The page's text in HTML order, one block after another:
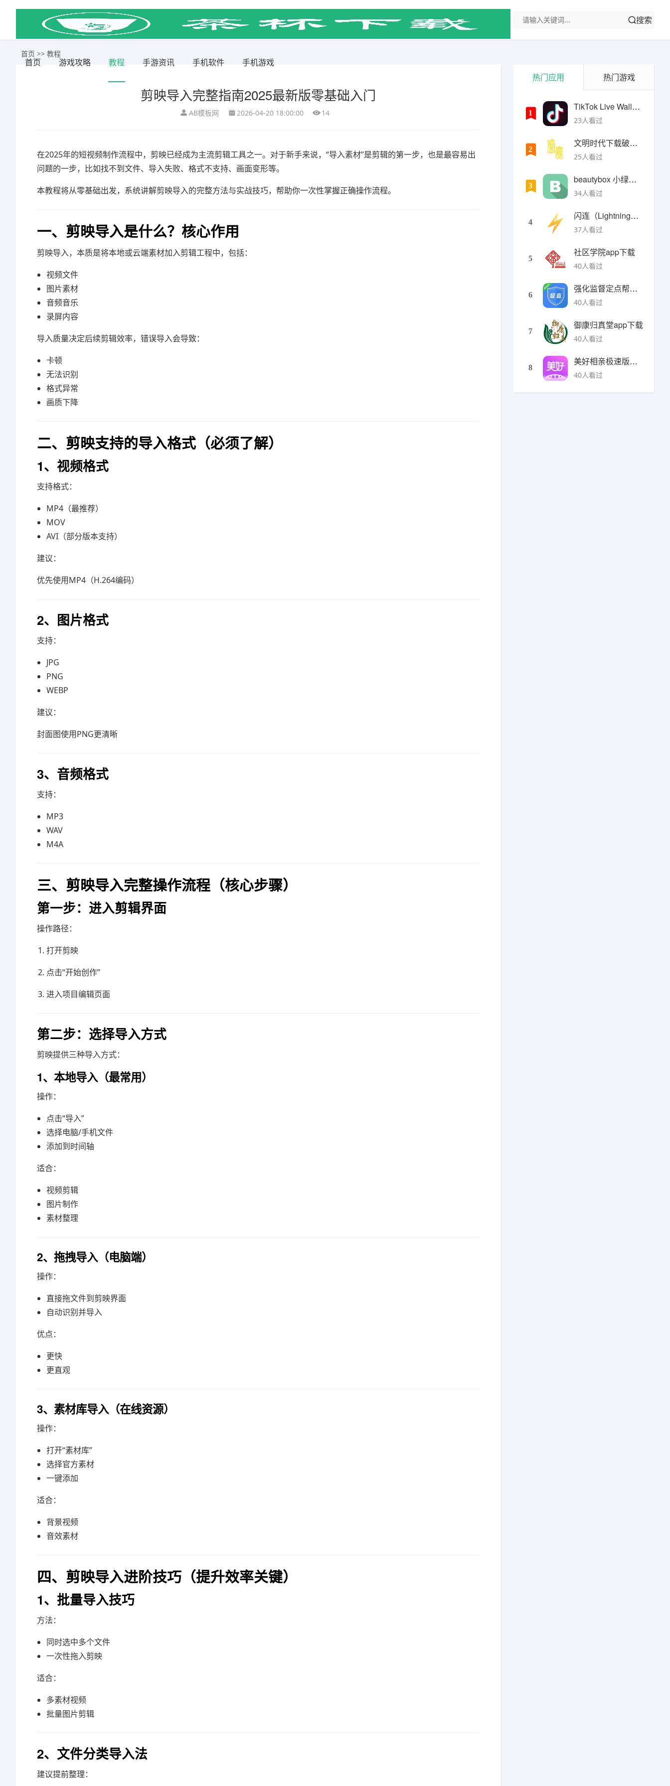
首页 游戏攻略 教程 手游资讯 手机软件 手机游戏
搜索
首页 >> 教程
剪映导入完整指南2025最新版零基础入门
AB模板网 2026-04-20 18:00:00 14
在2025年的短视频制作流程中， 剪映已经成为主流剪辑工具之一。对于新手来说，“导入素材”是剪辑的第一步，也是最容易出
问题的一步，比如找不到文件、导入失败、格式不支持、画面变形等。
本教程将从零基础出发，系统讲解剪映导入的完整方法与实战技巧，帮助你一次性掌握正确操作流程。
一、剪映导入是什么？核心作用
剪映导入，本质是将本地或云端素材加入剪辑工程中，包括：
视频文件
图片素材
音频音乐
录屏内容
导入质量决定后续剪辑效率，错误导入会导致：
卡顿
无法识别
格式异常
画质下降
二、剪映支持的导入格式（必须了解）
1、视频格式
支持格式：
MP4（最推荐）
MOV
AVI（部分版本支持）
建议：
优先使用MP4（H.264编码）
2、图片格式
支持：
JPG
PNG
WEBP
建议：
封面图使用PNG更清晰
3、音频格式
支持：
MP3
WAV
M4A
三、剪映导入完整操作流程（核心步骤）
第一步：进入剪辑界面
操作路径：
打开剪映
点击“开始创作”
进入项目编辑页面
第二步：选择导入方式
剪映提供三种导入方式：
1、本地导入（最常用）
操作：
点击“导入”
选择电脑/手机文件
添加到时间轴
适合：
视频剪辑
图片制作
素材整理
2、拖拽导入（电脑端）
操作：
直接拖文件到剪映界面
自动识别并导入
优点：
更快
更直观
3、素材库导入（在线资源）
操作：
打开“素材库”
选择官方素材
一键添加
适合：
背景视频
音效素材
四、剪映导入进阶技巧（提升效率关键）
1、批量导入技巧
方法：
同时选中多个文件
一次性拖入剪映
适合：
多素材视频
批量图片剪辑
2、文件分类导入法
建议提前整理：
热门应用 热门游戏
1
TikTok Live Wallpaper
23人看过
2
文明时代下载破解版无限金币最新版
25人看过
3
beautybox 小绿盒正版最新免费下载
34人看过
4
闪连（LightningX）加速器app
37人看过
5
社区学院app下载
40人看过
6
强化监督定点帮扶下载
40人看过
7
御康归真堂app下载
40人看过
8
美好相亲极速版下载
40人看过